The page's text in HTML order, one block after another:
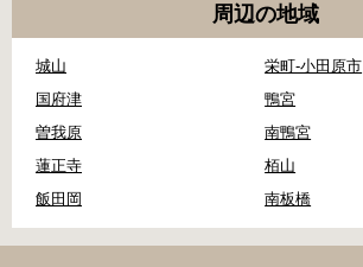
周辺の地域
城山
栄町-小田原市
国府津
鴨宮
曽我原
南鴨宮
蓮正寺
栢山
飯田岡
南板橋